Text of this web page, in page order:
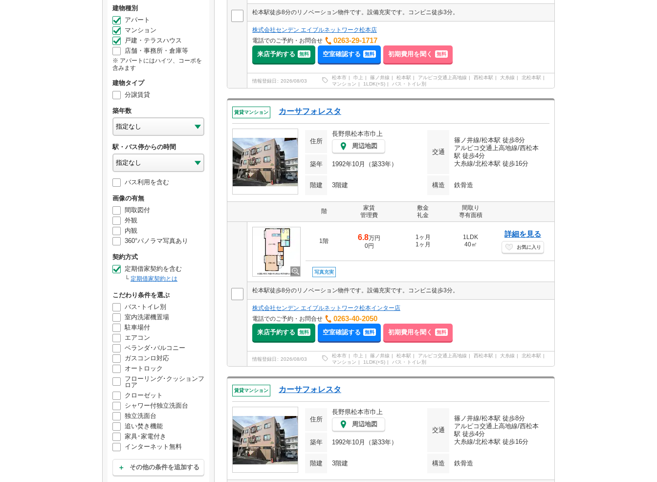
建物種別
アパート
マンション
戸建・テラスハウス
店舗・事務所・倉庫等
アパートにはハイツ、コーポを
含みます
建物タイプ
分譲賃貸
築年数
駅・バス停からの時間
バス利用を含む
画像の有無
間取図付
外観
内観
360°パノラマ写真あり
契約方式
定期借家契約を含む
定期借家契約とは
こだわり条件を選ぶ
バス･トイレ別
室内洗濯機置場
駐車場付
エアコン
ベランダ･バルコニー
ガスコンロ対応
オートロック
フローリング･クッションフ
ロア
クローゼット
シャワー付独立洗面台
独立洗面台
追い焚き機能
家具･家電付き
インターネット無料
その他の条件を追加する
松本駅徒歩8分のリノベーション物件です。設備充実です。コンビニ徒歩3分。
株式会社センデン エイブルネットワーク松本店
電話でのご予約・お問合せ
0263-29-1717
来店予約する 無料 空室確認する 無料 初期費用を聞く 無料
情報登録日 2026/08/03
松本市 巾上 篠ノ井線 松本駅 アルピコ交通上高地線 西松本駅 大糸線
北松本駅
マンション
1LDK(+S) バス・トイレ別
賃貸マンション カーサフォレスタ
住所
長野県松本市巾上
周辺地図
交通
篠ノ井線/松本駅 徒歩8分
アルピコ交通上高地線/西松本
駅 徒歩4分
大糸線/北松本駅 徒歩16分
築年 1992年10月（築33年）
階建 3階建 構造 鉄骨造
階
家賃
管理費
敷金
礼金
間取り
専有面積
1階 6.8万円
0円
1ヶ月
1ヶ月
1LDK
40㎡
詳細を見る
お気に入り
写真充実
松本駅徒歩8分のリノベーション物件です。設備充実です。コンビニ徒歩3分。
株式会社センデン エイブルネットワーク松本インター店
電話でのご予約・お問合せ
0263-40-2050
来店予約する 無料 空室確認する 無料 初期費用を聞く 無料
情報登録日 2026/08/03
松本市 巾上 篠ノ井線 松本駅 アルピコ交通上高地線 西松本駅 大糸線
北松本駅
マンション
1LDK(+S) バス・トイレ別
賃貸マンション カーサフォレスタ
住所
長野県松本市巾上
周辺地図
交通
篠ノ井線/松本駅 徒歩8分
アルピコ交通上高地線/西松本
駅 徒歩4分
大糸線/北松本駅 徒歩16分
築年 1992年10月（築33年）
階建 3階建 構造 鉄骨造